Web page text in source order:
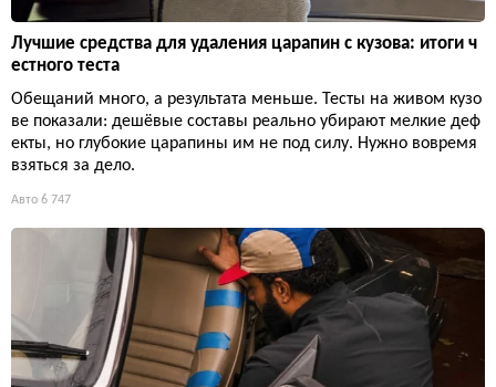
Лучшие средства для удаления царапин с кузова: итоги ч
естного теста
Обещаний много, а результата меньше. Тесты на живом кузо
ве показали: дешёвые составы реально убирают мелкие деф
екты, но глубокие царапины им не под силу. Нужно вовремя
взяться за дело.
Авто 6 747